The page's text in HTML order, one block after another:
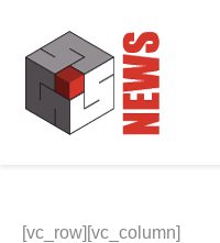
[vc_row][vc_column]